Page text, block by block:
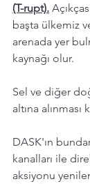
(T-rupt).
başta ülkemiz
arenada yer
kaynağı olur.
Sel ve diğer
altına
DASK'ın
kanalları ile
aksiyonu